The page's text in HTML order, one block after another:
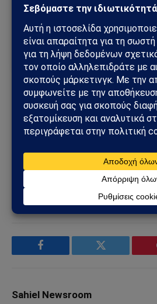
Πρόσθεσε το Sahiel ως προτιμώμενη
πρώτος τις σημαντικότερες
Add as a
alexandr rogers
Ακολουθήστε
Facebook Twitter
Sahiel Newsroom